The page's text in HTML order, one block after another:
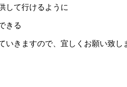
して行けるように
きる
いきますので、宜しくお願い致し